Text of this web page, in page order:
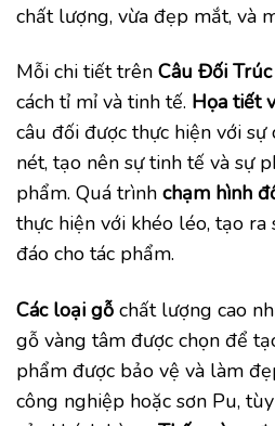
chất lượng, vừa đẹp mắt, và
Mỗi chi tiết trên Câu Đối Trúc
cách tỉ mỉ và tinh tế. Họa tiết
câu đối được thực hiện với
nét, tạo nên sự tinh tế và sự
phẩm. Quá trình chạm hình
thực hiện với khéo léo, tạo
đáo cho tác phẩm.
Các loại gỗ chất lượng cao
gỗ vàng tâm được chọn để
phẩm được bảo vệ và làm
công nghiệp hoặc sơn Pu,